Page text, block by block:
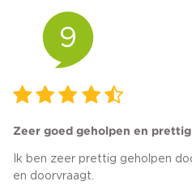
9
Zeer goed geholpen en
Ik ben zeer prettig geholpen
en doorvraagt.